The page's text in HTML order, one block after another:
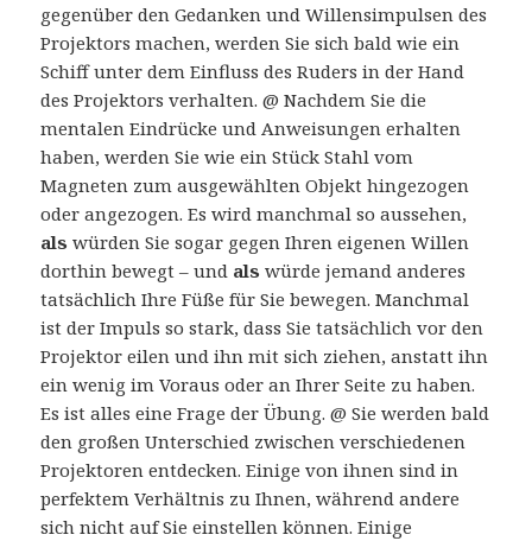
gegenüber den Gedanken und Willensimpulsen des
Projektors machen, werden Sie sich bald wie ein
Schiff unter dem Einfluss des Ruders in der Hand
des Projektors verhalten. @ Nachdem Sie die
mentalen Eindrücke und Anweisungen erhalten
haben, werden Sie wie ein Stück Stahl vom
Magneten zum ausgewählten Objekt hingezogen
oder angezogen. Es wird manchmal so aussehen,
als würden Sie sogar gegen Ihren eigenen Willen
dorthin bewegt – und als würde jemand anderes
tatsächlich Ihre Füße für Sie bewegen. Manchmal
ist der Impuls so stark, dass Sie tatsächlich vor den
Projektor eilen und ihn mit sich ziehen, anstatt ihn
ein wenig im Voraus oder an Ihrer Seite zu haben.
Es ist alles eine Frage der Übung. @ Sie werden bald
den großen Unterschied zwischen verschiedenen
Projektoren entdecken. Einige von ihnen sind in
perfektem Verhältnis zu Ihnen, während andere
sich nicht auf Sie einstellen können. Einige